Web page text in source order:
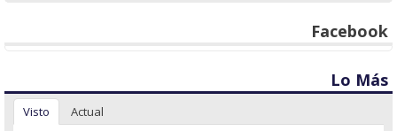
Facebook
Lo Más
Visto Actual